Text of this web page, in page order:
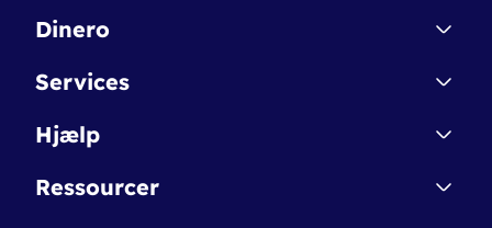
Dinero
Kontakt
Betingelser & Sikkerhed
Nye funktioner
Services
Dinero Starter
Dinero Pro
Hjælp
Regnskabsordbogen
Ressourcer